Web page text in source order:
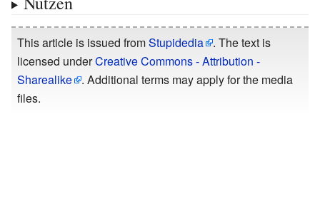
This article is issued fromStupidedia
. The text is
licensed underCreative Commons - Attribution -
Sharealike
. Additional terms may apply for the media
files.